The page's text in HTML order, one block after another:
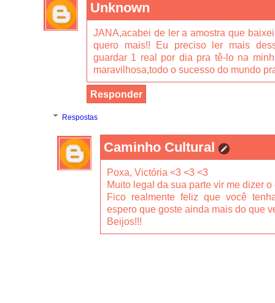
Unknown
JANA,acabei de ler a amostra que
quero mais!! Eu preciso ler mais
guardar 1 real por dia pra tê-lo na
maravilhosa,todo o sucesso do mundo
Responder
Respostas
Caminho Cultural
Poxa, Victória <3 <3 <3
Muito legal da sua parte vir me dizer
Fico realmente feliz que você
espero que goste ainda mais do que
Beijos!!!